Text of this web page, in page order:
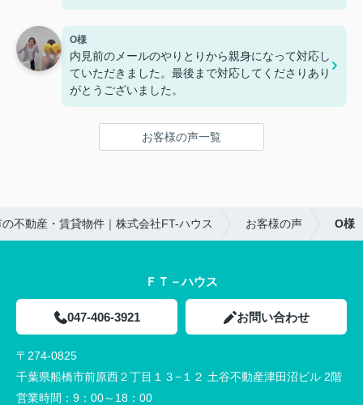
また急な予定変更にも何度も対応していただき、本
当に助かりました。
FTハウスさんで探して良かったです(*¨*)
彼氏様
営業時間が過ぎても親切に対応してくださり、他で
自分たちにピッタリな物件を見つけることができた
ので、また機会があればお願いしたいと思っていま
O様
内見前のメールのやりとりから親身になって対応し
ていただきました。最後まで対応してくださりあり
がとうございました。
お客様の声一覧
不動産・賃貸物件｜株式会社FT-ハウス お客様の声 O様
ＦＴ－ハウス
047-406-3921 お問い合わせ
〒274-0825
千葉県船橋市前原西２丁目１３−１２ 土谷不動産津田沼ビル 2階
営業時間： 9：00～18：00